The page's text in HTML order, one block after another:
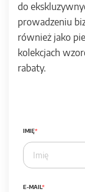
do
prowadzeniu
również jako
kolekcjach
rabaty.
IMIĘ
E-MAIL